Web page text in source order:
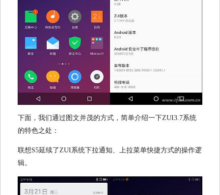
下面，我们通过图文并茂的方式，简单介绍一下ZUI3.7系统
的特色之处：
联想S5延续了ZUI系统下拉通知、上拉菜单快捷方式的操作逻
辑。